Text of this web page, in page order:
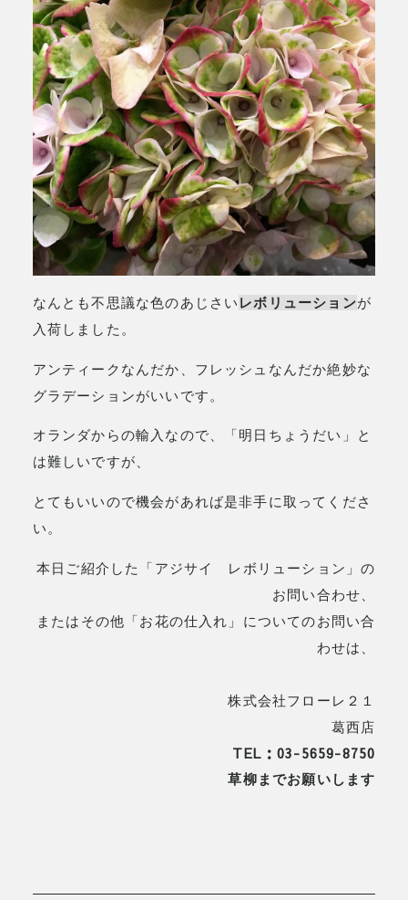
なんとも不思議な色のあじさい レボリューションが
入荷しました。
アンティークなんだか、フレッシュなんだか絶妙な
グラデーションがいいです。
オランダからの輸入なので、「明日ちょうだい」と
は難しいですが、
とてもいいので機会があれば是非手に取ってくださ
い。
本日ご紹介した「アジサイ レボリューション」の
お問い合わせ、
またはその他「お花の仕入れ」についてのお問い合
わせは、
株式会社フローレ２１
葛西店
TEL：03-5659-8750
草柳までお願いします